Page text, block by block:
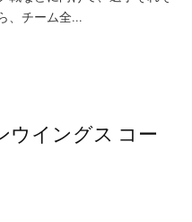
、チーム全...
イングス コー